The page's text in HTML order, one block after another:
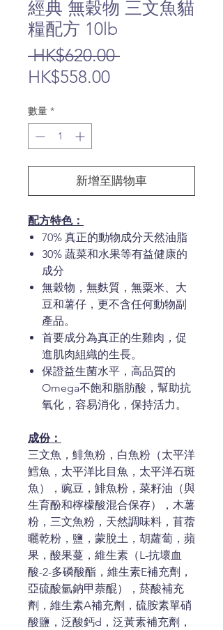
經典 無穀物 三文魚貓
糧配方 10lb
HK$620.00 一
HK$558.00促
數量 *
新增至購物車
配方特色：
70% 真正的動物成分天然油脂
30% 蔬菜和水果等有益健康的
成分
無穀物，無麩質，無粟米、大
豆和薯仔，更不含任何動物副
產品。
首要成分為真正的生雞肉，促
進肌肉組織的生長。
保證益生菌水平，高品質的
Omega不飽和脂肪酸，幫助抗
氧化，容易消化，保持活力。
成份：
三文魚，鯡魚粉，白魚粉（太平洋
鱈魚，太平洋比目魚，太平洋石斑
魚），豌豆，鯡魚粉，菜籽油（與
生育酚和檸檬酸混合保存），木薯
粉，三文魚粉，天然調味料，苜蓿
曬乾粉，鹽，蒙脫土，胡蘿蔔，蘋
果，酸果蔓，維生素（L-抗壞血
酸-2-多磷酸酯，維生素E補充劑，
亞硫酸氫鈉甲萘醌），菸酸補充
劑，維生素A補充劑，硫胺素單硝
酸鹽，泛酸鈣d，泛黃素補充劑，